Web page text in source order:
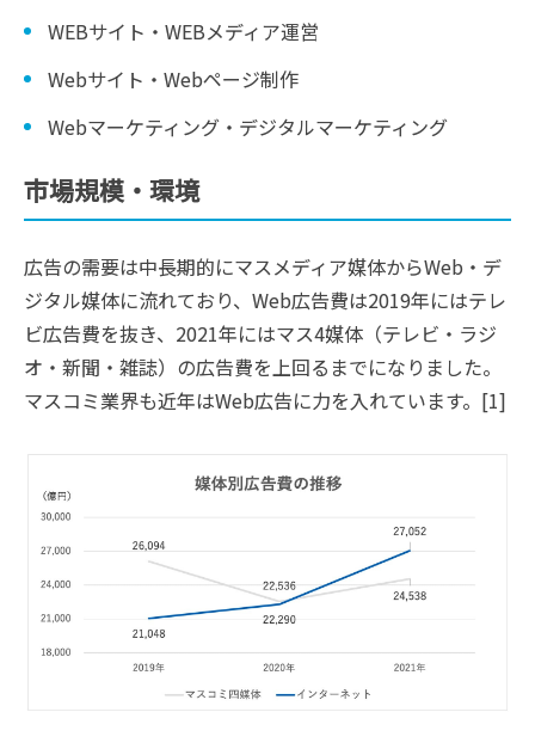
WEBサイト・WEBメディア運営
Webサイト・Webページ制作
Webマーケティング・デジタルマーケティング
市場規模・環境
広告の需要は中長期的にマスメディア媒体からWeb・デ
ジタル媒体に流れており、Web広告費は2019年にはテレ
ビ広告費を抜き、2021年にはマス4媒体（テレビ・ラジ
オ・新聞・雑誌）の広告費を上回るまでになりました。
マスコミ業界も近年はWeb広告に力を入れています。[1]